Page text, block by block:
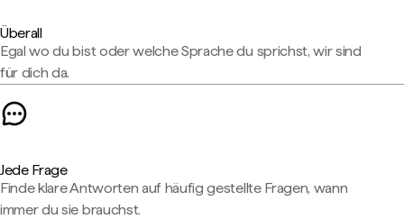
Überall
Egal wo du bist oder welche Sprache du sprichst, wir sind
für dich da.
Jede Frage
Finde klare Antworten auf häufig gestellte Fragen, wann
immer du sie brauchst.